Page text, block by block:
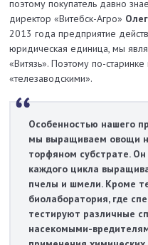
поэтому покупатель давно
директор «Витебск-Агро»
2013 года предприятие
юридическая единица, мы
«Витязь». Поэтому по-
«телезаводскими».
Особенностью нашего
мы выращиваем овощи
торфяном субстрате.
каждого цикла
пчелы и шмели. Кроме
биолаборатория, где
тестируют различные
насекомыми-